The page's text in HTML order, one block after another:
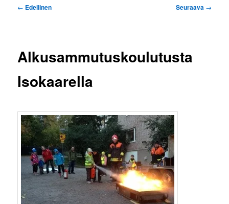
Artikkelien
← Edellinen Seuraava →
Alkusammutuskoulutusta
Isokaarella